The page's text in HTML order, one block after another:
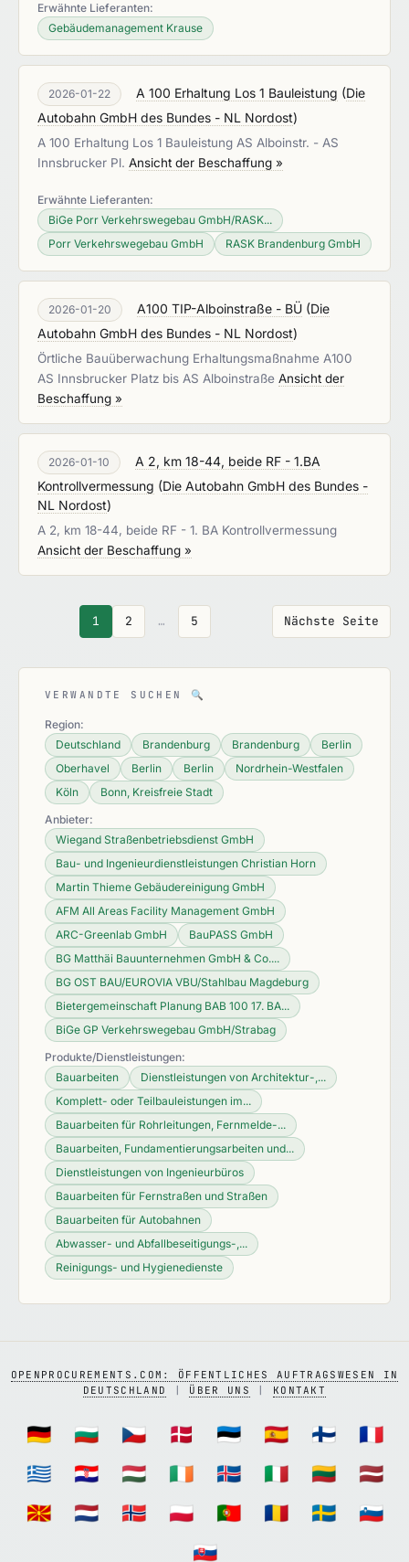
Erwähnte Lieferanten:
Gebäudemanagement Krause
2026-01-22 A 100 Erhaltung Los 1 Bauleistung (Die
Autobahn GmbH des Bundes - NL Nordost)
A 100 Erhaltung Los 1 Bauleistung AS Alboinstr. - AS
Innsbrucker Pl. Ansicht der Beschaffung »
Erwähnte Lieferanten:
BiGe Porr Verkehrswegebau GmbH/RASK...
Porr Verkehrswegebau GmbH
RASK Brandenburg GmbH
2026-01-20 A100 TIP-Alboinstraße - BÜ (Die
Autobahn GmbH des Bundes - NL Nordost)
Örtliche Bauüberwachung Erhaltungsmaßnahme A100
AS Innsbrucker Platz bis AS Alboinstraße Ansicht der
Beschaffung »
2026-01-10
A 2, km 18-44, beide RF - 1.BA
Kontrollvermessung (Die Autobahn GmbH des Bundes -
NL Nordost)
A 2, km 18-44, beide RF - 1. BA Kontrollvermessung
Ansicht der Beschaffung »
Nächste Seite
1 2 … 5
VERWANDTE SUCHEN 🔍
Region:
Deutschland
Brandenburg Brandenburg
Berlin
Oberhavel
Berlin Berlin
Nordrhein-Westfalen
Köln
Bonn, Kreisfreie Stadt
Anbieter:
Wiegand Straßenbetriebsdienst GmbH
Bau- und Ingenieurdienstleistungen Christian Horn
Martin Thieme Gebäudereinigung GmbH
AFM All Areas Facility Management GmbH
ARC-Greenlab GmbH
BauPASS GmbH
BG Matthäi Bauunternehmen GmbH & Co....
BG OST BAU/EUROVIA VBU/Stahlbau Magdeburg
Bietergemeinschaft Planung BAB 100 17. BA...
BiGe GP Verkehrswegebau GmbH/Strabag
Produkte/Dienstleistungen:
Bauarbeiten
Dienstleistungen von Architektur-,...
Komplett- oder Teilbauleistungen im...
Bauarbeiten für Rohrleitungen, Fernmelde-...
Bauarbeiten, Fundamentierungsarbeiten und...
Dienstleistungen von Ingenieurbüros
Bauarbeiten für Fernstraßen und Straßen
Bauarbeiten für Autobahnen
Abwasser- und Abfallbeseitigungs-,...
Reinigungs- und Hygienedienste
OPENPROCUREMENTS.COM: ÖFFENTLICHES AUFTRAGSWESEN IN
DEUTSCHLAND
ÜBER UNS KONTAKT
🇩🇪 🇧🇬 🇨🇿 🇩🇰 🇪🇪 🇪🇸 🇫🇮
🇫🇷
🇬🇷
🇭🇷 🇭🇺 🇮🇪 🇮🇸 🇮🇹 🇱🇹
🇱🇻
🇲🇰
🇳🇱 🇳🇴 🇵🇱 🇵🇹 🇷🇴 🇸🇪
🇸🇮
🇸🇰